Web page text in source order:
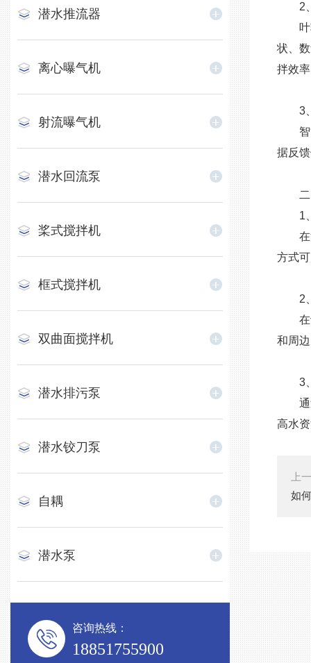
潜水推流器
离心曝气机
射流曝气机
潜水回流泵
桨式搅拌机
框式搅拌机
双曲面搅拌机
潜水排污泵
潜水铰刀泵
自耦
潜水泵
咨询热线：
18851755900
​​2、
叶轮
状、
拌效
3、​​
智能
据反
二
​​1、
在污
方式
2、​​
在设
和周
​​3、
通
高水
上
如